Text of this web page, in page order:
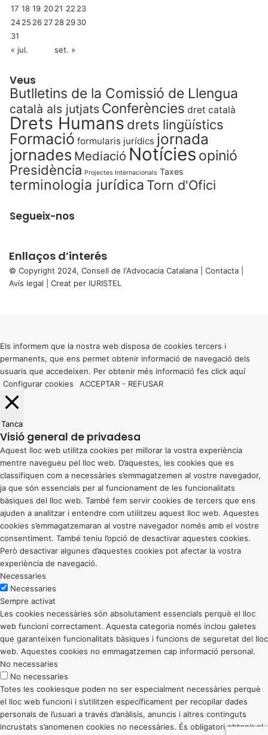
17 18 19 2021 22 23
2425 26 27 28 2930
31
« jul.
set. »
Veus
Butlletins de la Comissió de Llengua
català als jutjats Conferències dret català
Drets Humans drets lingüístics
Formació formularis jurídics jornada
jornades Mediació Notícies opinió
Presidència Projectes Internacionals Taxes
terminologia jurídica Torn d'Ofici
Segueix-nos
Enllaços d’interés
© Copyright 2024, Consell de l'Advocacia Catalana | Contacta
Avís legal | Creat per IURISTEL
button
Els informem que la nostra web disposa de cookies tercers i
permanents, que ens permet obtenir informació de navegació dels
usuaris que accedeixen. Per obtenir més informació fes click aquí
Configurar cookies
ACCEPTAR - REFUSAR
Tanca
Visió general de privadesa
Aquest lloc web utilitza cookies per millorar la vostra experiència
mentre navegueu pel lloc web. D’aquestes, les cookies que es
classifiquen com a necessàries s’emmagatzemen al vostre navegador,
ja que són essencials per al funcionament de les funcionalitats
bàsiques del lloc web. També fem servir cookies de tercers que ens
ajuden a analitzar i entendre com utilitzeu aquest lloc web. Aquestes
cookies s’emmagatzemaran al vostre navegador només amb el vostre
consentiment. També teniu l’opció de desactivar aquestes cookies.
Però desactivar algunes d’aquestes cookies pot afectar la vostra
experiència de navegació.
Necessaries
Necessaries
Sempre activat
Les cookies necessàries són absolutament essencials perquè el lloc
web funcioni correctament. Aquesta categoria només inclou galetes
que garanteixen funcionalitats bàsiques i funcions de seguretat del lloc
web. Aquestes cookies no emmagatzemen cap informació personal.
No necessaries
No necessaries
Totes les cookiesque poden no ser especialment necessàries perquè
el lloc web funcioni i s’utilitzen específicament per recopilar dades
personals de l’usuari a través d’anàlisis, anuncis i altres continguts
incrustats s’anomenen cookies no necessàries. És obligatori obtenir el